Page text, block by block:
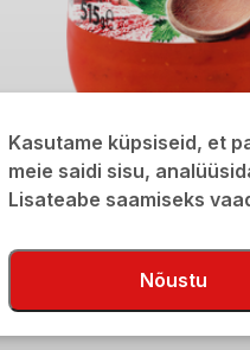
Kasutame küpsiseid, et
meie saidi sisu,
Lisateabe saamiseks
Nõustu